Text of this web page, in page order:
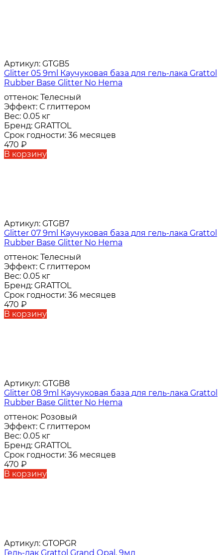
Артикул: GTGB5
Glitter 05 9ml Каучуковая база для гель-лака Grattol
Rubber Base Glitter No Hema
оттенок: Телесный
Эффект: С глиттером
Вес: 0.05 кг
Бренд: GRATTOL
Срок годности: 36 месяцев
470 ₽
В корзину
Артикул: GTGB7
Glitter 07 9ml Каучуковая база для гель-лака Grattol
Rubber Base Glitter No Hema
оттенок: Телесный
Эффект: С глиттером
Вес: 0.05 кг
Бренд: GRATTOL
Срок годности: 36 месяцев
470 ₽
В корзину
Артикул: GTGB8
Glitter 08 9ml Каучуковая база для гель-лака Grattol
Rubber Base Glitter No Hema
оттенок: Розовый
Эффект: С глиттером
Вес: 0.05 кг
Бренд: GRATTOL
Срок годности: 36 месяцев
470 ₽
В корзину
Артикул: GTOPGR
Гель-лак Grattol Grand Оpal, 9мл